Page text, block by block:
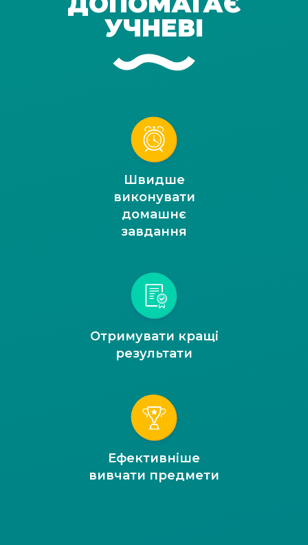
УЧНЕВІ
Швидше
виконувати
домашнє
завдання
Отримувати кращі
результати
Ефективніше
вивчати предмети